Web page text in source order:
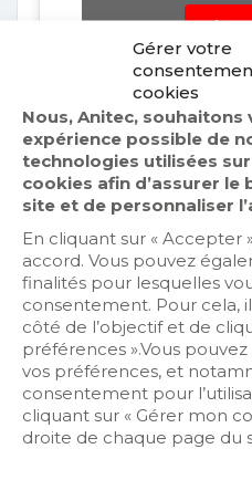
Gérer votre
cookies
Nous, Anitec,
expérience possible de
technologies utilisées
cookies afin d’assurer
site et de personnaliser
En cliquant sur « Accepter
accord. Vous pouvez
finalités pour lesquelles
consentement. Pour cela,
côté de l’objectif et de
préférences ».Vous
vos préférences, et
consentement pour
cliquant sur « Gérer mon
droite de chaque page du
Master
la santé
Inscriptions ouvertes